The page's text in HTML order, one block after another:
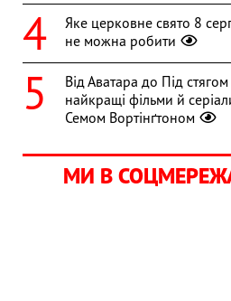
Яке церковне свято 8
не можна робити
Від Аватара до Під
найкращі фільми й
Семом Вортінґтоном
МИ В